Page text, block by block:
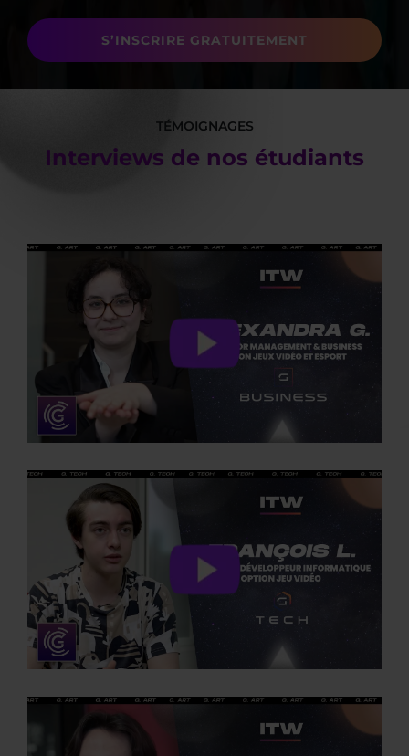
S’INSCRIRE GRATUITEMENT
TÉMOIGNAGES
Interviews de nos étudiants